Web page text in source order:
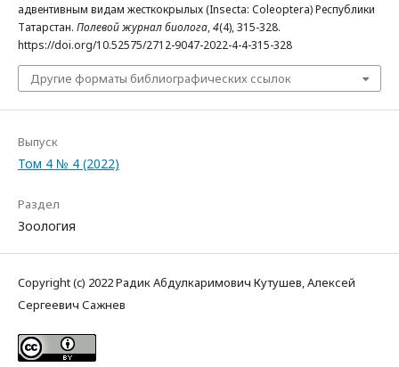
адвентивным видам жесткокрылых (Insecta: Coleoptera) Республики
Татарстан. Полевой журнал биолога,4(4), 315-328.
https://doi.org/10.52575/2712-9047-2022-4-4-315-328
Другие форматы библиографических ссылок
Выпуск
Том 4 № 4 (2022)
Раздел
Зоология
Copyright (c) 2022 Радик Абдулкаримович Кутушев, Алексей
Сергеевич Сажнев